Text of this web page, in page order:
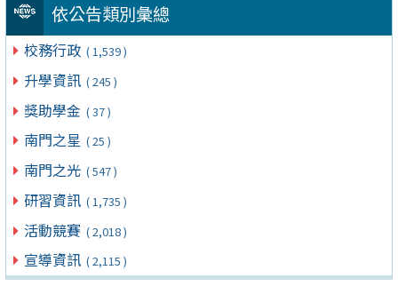
依公告類別彙總
校務行政 ( 1,539 )
升學資訊 ( 245 )
獎助學金 ( 37 )
南門之星 ( 25 )
南門之光 ( 547 )
研習資訊 ( 1,735 )
活動競賽 ( 2,018 )
宣導資訊 ( 2,115 )